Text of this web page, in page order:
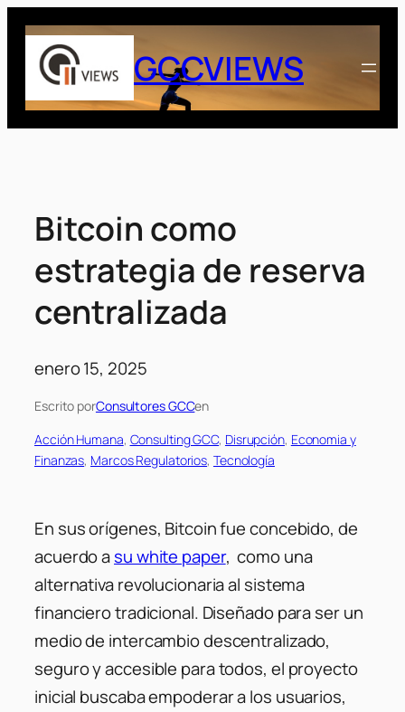
Saltar
contenido
GCCVIEWS
Bitcoin como
estrategia de reserva
centralizada
enero 15, 2025
Escrito porConsultores GCCen
Acción Humana, Consulting GCC, Disrupción, Economia y
Finanzas, Marcos Regulatorios, Tecnología
En sus orígenes, Bitcoin fue concebido, de
acuerdo asu white paper, como una
alternativa revolucionaria al sistema
financiero tradicional. Diseñado para ser un
medio de intercambio descentralizado,
seguro y accesible para todos, el proyecto
inicial buscaba empoderar a los usuarios,